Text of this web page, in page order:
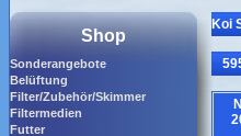
Shop
Sonderangebote
Belüftung
Filter/Zubehör/Skimmer
Filtermedien
Futter
Koi